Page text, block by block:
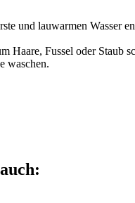
und lauwarmen Wasser
Haare, Fussel oder Staub
waschen.